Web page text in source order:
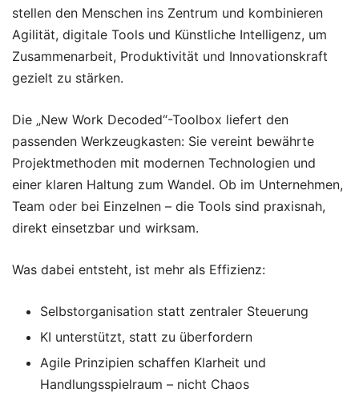
stellen den Menschen ins Zentrum und kombinieren
Agilität, digitale Tools und Künstliche Intelligenz, um
Zusammenarbeit, Produktivität und Innovationskraft
gezielt zu stärken.
Die „New Work Decoded“-Toolbox liefert den
passenden Werkzeugkasten: Sie vereint bewährte
Projektmethoden mit modernen Technologien und
einer klaren Haltung zum Wandel. Ob im Unternehmen,
Team oder bei Einzelnen – die Tools sind praxisnah,
direkt einsetzbar und wirksam.
Was dabei entsteht, ist mehr als Effizienz:
Selbstorganisation statt zentraler Steuerung
KI unterstützt, statt zu überfordern
Agile Prinzipien schaffen Klarheit und
Handlungsspielraum – nicht Chaos